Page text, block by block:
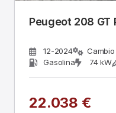
12-2024
Gasolina
74 kW
22.038 €